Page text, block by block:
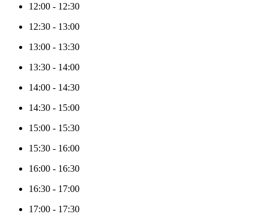
12:00 - 12:30
12:30 - 13:00
13:00 - 13:30
13:30 - 14:00
14:00 - 14:30
14:30 - 15:00
15:00 - 15:30
15:30 - 16:00
16:00 - 16:30
16:30 - 17:00
17:00 - 17:30